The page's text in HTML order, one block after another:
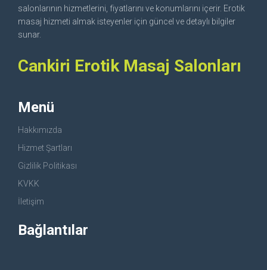
salonlarının hizmetlerini, fiyatlarını ve konumlarını içerir. Erotik
masaj hizmeti almak isteyenler için güncel ve detaylı bilgiler
sunar.
Cankiri Erotik Masaj Salonları
Menü
Hakkımızda
Hizmet Şartları
Gizlilik Politikası
KVKK
İletişim
Bağlantılar